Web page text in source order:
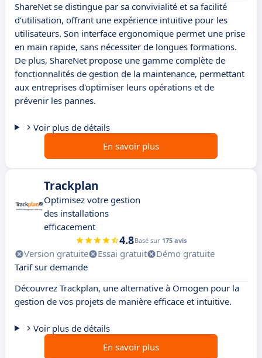
ShareNet se distingue par sa convivialité et sa facilité
d'utilisation, offrant une expérience intuitive pour les
utilisateurs. Son interface ergonomique permet une prise
en main rapide, sans nécessiter de longues formations.
De plus, ShareNet propose une gamme complète de
fonctionnalités de gestion de la maintenance, permettant
aux entreprises d'optimiser leurs opérations et de
prévenir les pannes.
Voir plus de détails
En savoir plus
Trackplan
Optimisez votre gestion
des installations
efficacement
4.8Basé sur 175 avis
Version gratuite Essai gratuit
Démo gratuite
Tarif sur demande
Découvrez Trackplan, une alternative à Omogen pour la
gestion de vos projets de manière efficace et intuitive.
Voir plus de détails
En savoir plus